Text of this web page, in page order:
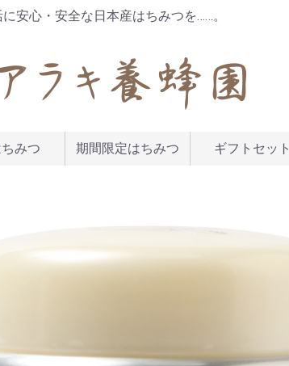
安心・安全な日本産はちみつを……。
みつ 期間限定はちみつ ギフトセット